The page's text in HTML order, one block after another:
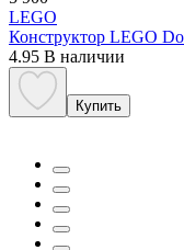
LEGO
Конструктор LEGO
4.95 В наличии
Купить